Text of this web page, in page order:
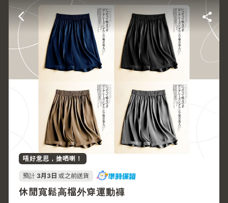
唔好意思，搶哂喇！
預計 3月3日 或之前送貨
休閒寬鬆高檔外穿運動褲